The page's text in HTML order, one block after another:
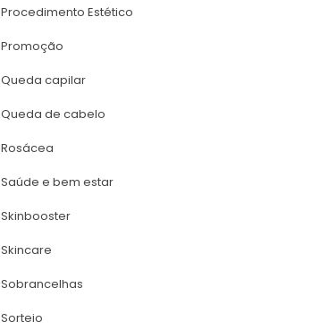
Procedimento Estético
Promoção
Queda capilar
Queda de cabelo
Rosácea
Saúde e bem estar
Skinbooster
Skincare
Sobrancelha
Sorteio